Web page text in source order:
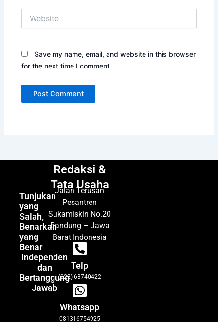
Save my name, email, and website in this browser
for the next time I comment.
Tunjukan
yang
Salah,
Benarkan
yang
Benar
Independen
dan
Bertanggung
Jawab
Redaksi &
Tata Usaha
Jalan Terusan
Pesantren
Sukamiskin No.20
Bandung – Jawa
Barat Indonesia
Telp
(022) 63740422
Whatsapp
081316754925